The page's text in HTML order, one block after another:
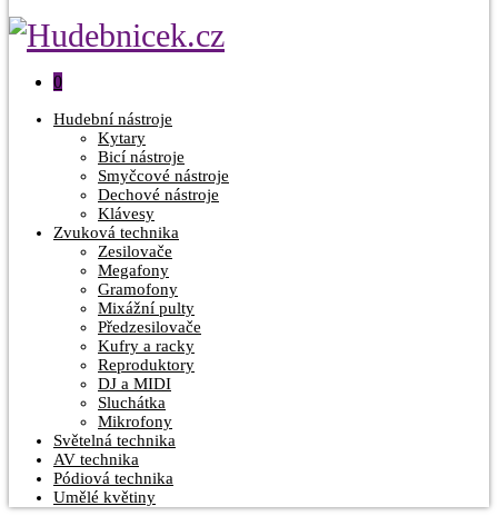
0
Hudební nástroje
Kytary
Bicí nástroje
Smyčcové nástroje
Dechové nástroje
Klávesy
Zvuková technika
Zesilovače
Megafony
Gramofony
Mixážní pulty
Předzesilovače
Kufry a racky
Reproduktory
DJ a MIDI
Sluchátka
Mikrofony
Světelná technika
AV technika
Pódiová technika
Umělé květiny